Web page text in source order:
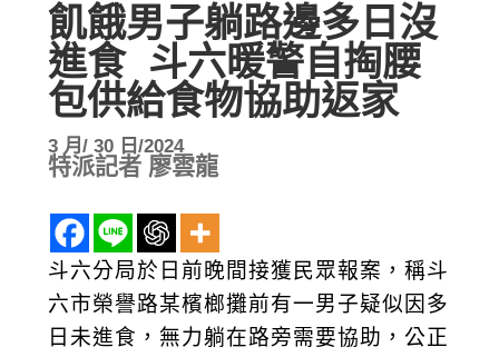
飢餓男子躺路邊多日沒
進食 斗六暖警自掏腰
包供給食物協助返家
3 月/ 30 日/2024
特派記者 廖雲龍
斗六分局於日前晚間接獲民眾報案，稱斗
六市榮譽路某檳榔攤前有一男子疑似因多
日未進食，無力躺在路旁需要協助，公正